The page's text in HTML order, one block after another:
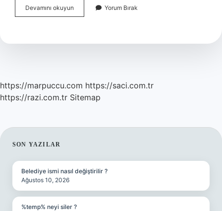
Devamını okuyun
Kaynakları
Sınıf
Yorum Bırak
https://marpuccu.com https://saci.com.tr
https://razi.com.tr Sitemap
SIDEBAR
SON YAZILAR
Belediye ismi nasıl değiştirilir ?
Ağustos 10, 2026
%temp% neyi siler ?